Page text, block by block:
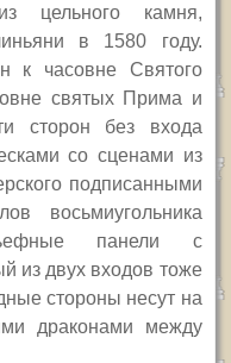
цельного камня,
в 1580 году.
часовне Святого
святых Прима и
сторон без входа
со сценами из
подписанными
восьмиугольника
панели с
из двух входов тоже
стороны несут на
драконами между